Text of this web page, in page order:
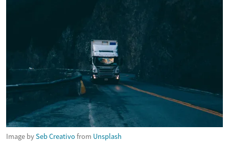
Image bySeb Creativo from Unsplash